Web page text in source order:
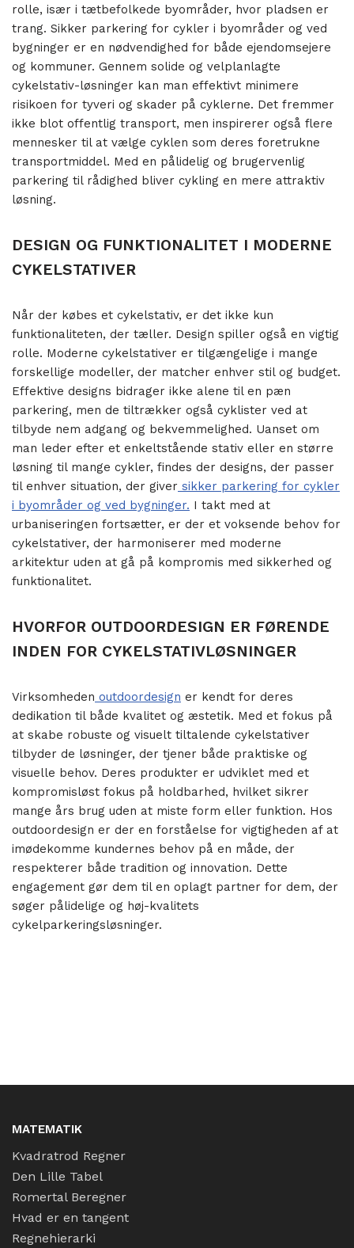
rolle, især i tætbefolkede byområder, hvor pladsen er
trang. Sikker parkering for cykler i byområder og ved
bygninger er en nødvendighed for både ejendomsejere
og kommuner. Gennem solide og velplanlagte
cykelstativ-løsninger kan man effektivt minimere
risikoen for tyveri og skader på cyklerne. Det fremmer
ikke blot offentlig transport, men inspirerer også flere
mennesker til at vælge cyklen som deres foretrukne
transportmiddel. Med en pålidelig og brugervenlig
parkering til rådighed bliver cykling en mere attraktiv
løsning.
DESIGN OG FUNKTIONALITET I MODERNE
CYKELSTATIVER
Når der købes et cykelstativ, er det ikke kun
funktionaliteten, der tæller. Design spiller også en vigtig
rolle. Moderne cykelstativer er tilgængelige i mange
forskellige modeller, der matcher enhver stil og budget.
Effektive designs bidrager ikke alene til en pæn
parkering, men de tiltrækker også cyklister ved at
tilbyde nem adgang og bekvemmelighed. Uanset om
man leder efter et enkeltstående stativ eller en større
løsning til mange cykler, findes der designs, der passer
til enhver situation, der giver sikker parkering for cykler
i byområder og ved bygninger. I takt med at
urbaniseringen fortsætter, er der et voksende behov for
cykelstativer, der harmoniserer med moderne
arkitektur uden at gå på kompromis med sikkerhed og
funktionalitet.
HVORFOR OUTDOORDESIGN ER FØRENDE
INDEN FOR CYKELSTATIVLØSNINGER
Virksomheden outdoordesign er kendt for deres
dedikation til både kvalitet og æstetik. Med et fokus på
at skabe robuste og visuelt tiltalende cykelstativer
tilbyder de løsninger, der tjener både praktiske og
visuelle behov. Deres produkter er udviklet med et
kompromisløst fokus på holdbarhed, hvilket sikrer
mange års brug uden at miste form eller funktion. Hos
outdoordesign er der en forståelse for vigtigheden af at
imødekomme kundernes behov på en måde, der
respekterer både tradition og innovation. Dette
engagement gør dem til en oplagt partner for dem, der
søger pålidelige og høj-kvalitets
cykelparkeringsløsninger.
MATEMATIK
Kvadratrod Regner
Den Lille Tabel
Romertal Beregner
Hvad er en tangent
Regnehierarki